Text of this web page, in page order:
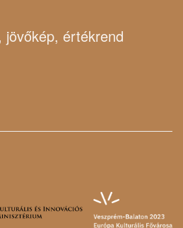
jövőkép, értékrend